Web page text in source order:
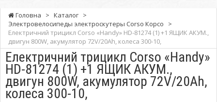
Головна > Каталог >
Электровелосипеды электроскутеры Corso Корсо
>
Електричний трицикл Corso «Handy» HD-81274 (1) +1 ЯЩИК АКУМ.,
двигун 800W, акумулятор 72V/20Ah, колеса 300-10,
Електричний трицикл Corso «Handy»
HD-81274 (1) +1 ЯЩИК АКУМ.,
двигун 800W, акумулятор 72V/20Ah,
колеса 300-10,